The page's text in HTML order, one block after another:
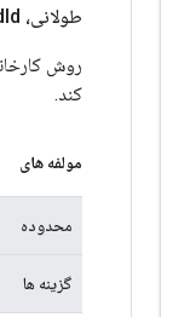
طولانی، Long shard Id،
کند.
مولفه های
محدوده
گزینه ها